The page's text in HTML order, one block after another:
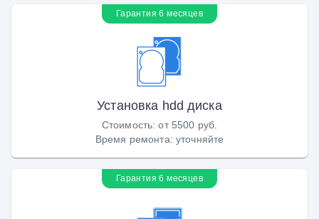
Гарантия 6 месяцев
Установка hdd диска
Стоимость:от 5500 руб.
Время ремонта: уточняйте
Гарантия 6 месяцев